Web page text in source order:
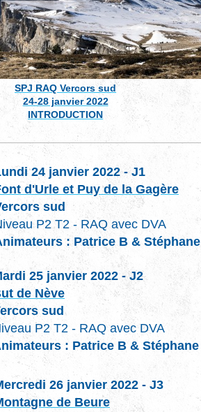
SPJ RAQ Vercors sud
24-28 janvier 2022
INTRODUCTION
24 janvier 2022 - J1
d'Urle et Puy de la Gagère
sud
P2 T2 - RAQ avec DVA
: Patrice B & Stéphane
25 janvier 2022 - J2
de Nève
sud
P2 T2 - RAQ avec DVA
: Patrice B & Stéphane
26 janvier 2022 - J3
de Beure